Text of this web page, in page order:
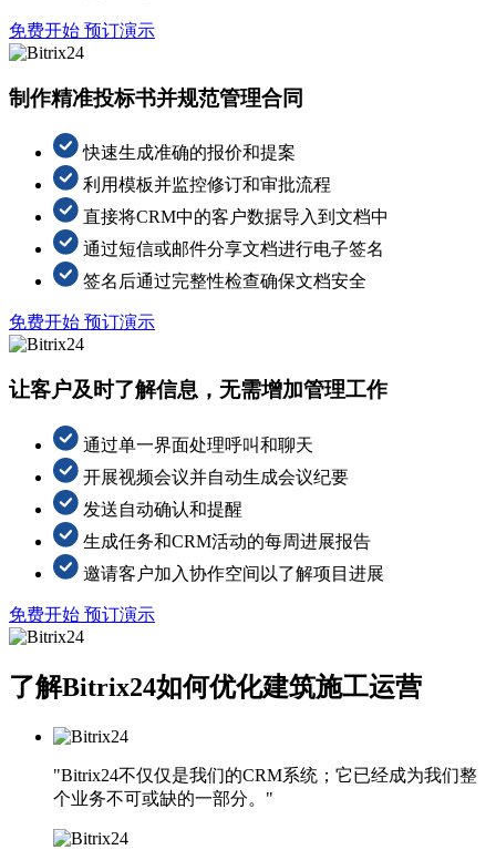
免费开始 预订演示
制作精准投标书并规范管理合同
快速生成准确的报价和提案
利用模板并监控修订和审批流程
直接将CRM中的客户数据导入到文档中
通过短信或邮件分享文档进行电子签名
签名后通过完整性检查确保文档安全
免费开始 预订演示
让客户及时了解信息，无需增加管理工作
通过单一界面处理呼叫和聊天
开展视频会议并自动生成会议纪要
发送自动确认和提醒
生成任务和CRM活动的每周进展报告
邀请客户加入协作空间以了解项目进展
免费开始 预订演示
了解Bitrix24如何优化建筑施工运营
"Bitrix24不仅仅是我们的CRM系统；它已经成为我们整
个业务不可或缺的一部分。"